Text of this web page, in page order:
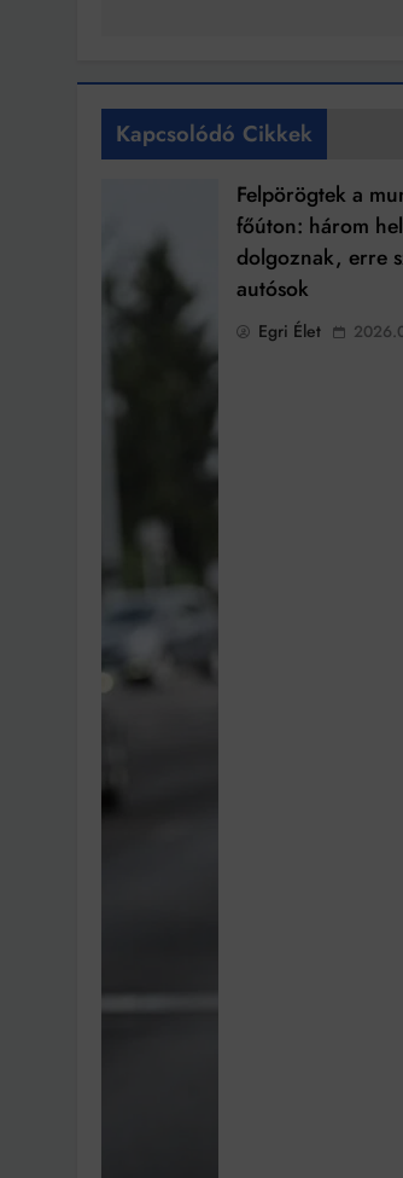
Kapcsolódó Cikkek
Felpörögtek a
főúton: három
dolgoznak, erre
autósok
Egri Élet